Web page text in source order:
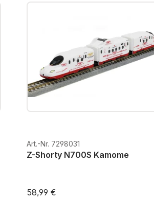
Art.-Nr. 7298031
Z-Shorty N700S Kamome
58,99 €